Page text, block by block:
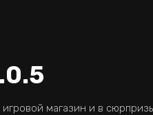
магазин и в